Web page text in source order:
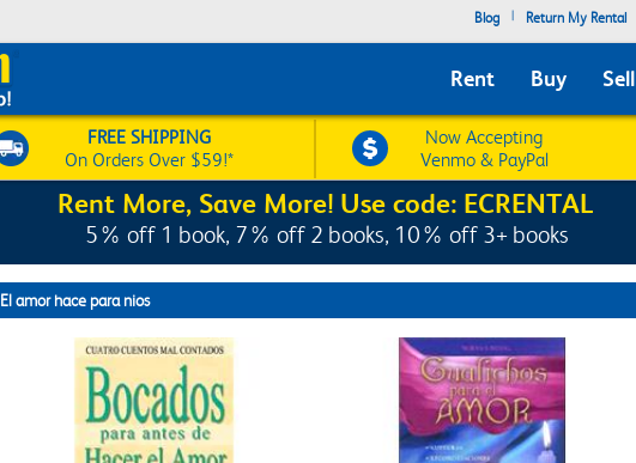
Blog | Return My Rental
Rent Buy Sell
FREE SHIPPING
On Orders Over $59!*
Now Accepting
Venmo & PayPal
Rent More, Save More! Use code: ECRENTAL
5% off 1 book, 7% off 2 books, 10% off 3+ books
El amor hace para nios